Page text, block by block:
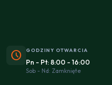
schedule GODZINY OTWARCIA
Pn - Pt: 8:00 - 16:00
Sob - Nd: Zamknięte